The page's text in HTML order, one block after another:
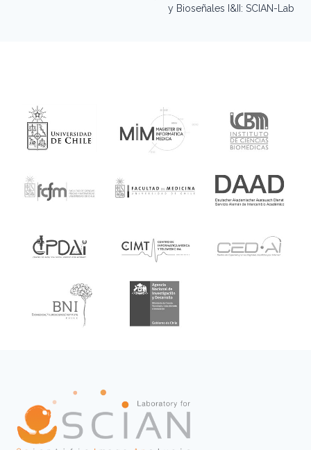
y Bioseñales I&II: SCIAN-Lab